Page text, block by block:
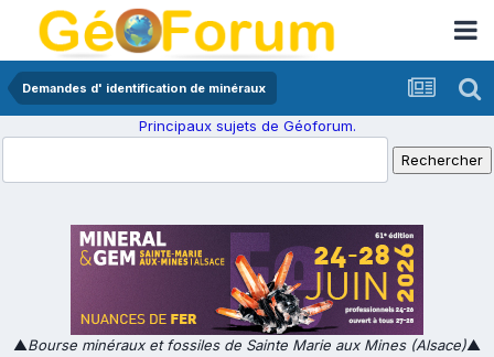
Demandes d' identification de minéraux
Principaux sujets de Géoforum.
▲Bourse minéraux et fossiles de Sainte Marie aux Mines (Alsace)▲